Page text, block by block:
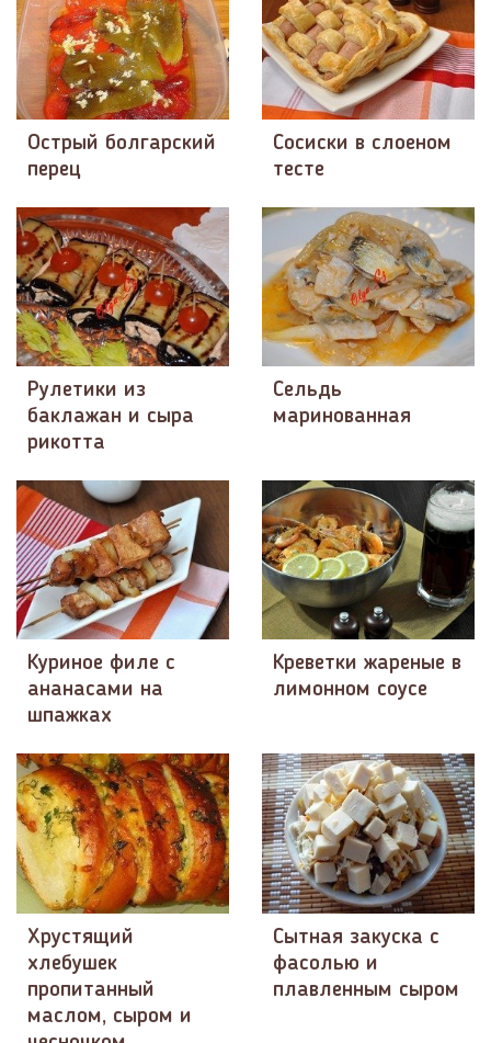
Острый болгарский
перец
Сосиски в слоеном
тесте
Рулетики из
баклажан и сыра
рикотта
Сельдь
маринованная
Куриное филе с
ананасами на
шпажках
Креветки жареные в
лимонном соусе
Хрустящий
хлебушек
пропитанный
маслом, сыром и
Сытная закуска с
фасолью и
плавленным сыром